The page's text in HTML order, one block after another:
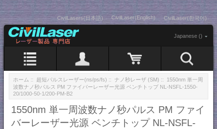
CivilLasers(日本語) CivilLaser(English) CivilLaser(한국어)
Japanese ()
ホーム :: 超短パルスレーザー(ns/ps/fs) :: ナノ秒レーザ (SM) :: 1550nm 単一周
波数ナノ秒パルス PM ファイバーレーザー光源 ベンチトップ NL-NSFL-1550-
20/1000-50-1/200-PM-B2
1550nm 単一周波数ナノ秒パルス PM ファイ
バーレーザー光源 ベンチトップ NL-NSFL-